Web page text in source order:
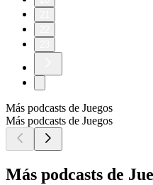
Más podcasts de Juegos
Más podcasts de Juegos
Más podcasts de